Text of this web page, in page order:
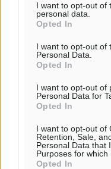
I want to opt-out of
personal data.
Opted In
I want to opt-out of
Personal Data.
Opted In
I want to opt-out of
Personal Data for
Opted In
I want to opt-out of
Retention, Sale,
Personal Data that
Purposes for which
Opted In
ΣΧΕΤΙΚΆ
δεν έγιναν και όσα
αξιολογούμαστε…